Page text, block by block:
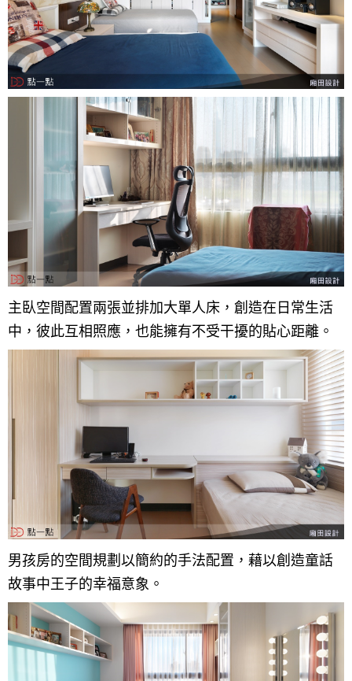
主臥空間配置兩張並排加大單人床，創造在日常生活
中，彼此互相照應，也能擁有不受干擾的貼心距離。
男孩房的空間規劃以簡約的手法配置，藉以創造童話
故事中王子的幸福意象。